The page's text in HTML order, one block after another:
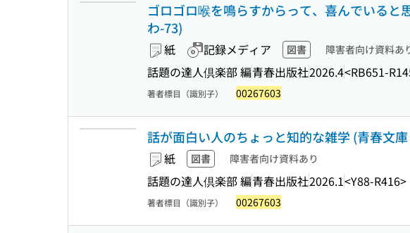
ゴロゴロ喉を鳴らすからって、喜んでいると
わ-73)
紙 記録メディア 図書 障害者向け資料あ
話題の達人倶楽部 編青春出版社2026.4<RB651-
著者標目（識別子） 00267603
話が面白い人のちょっと知的な雑学 (青春文
紙 図書 障害者向け資料あり
話題の達人倶楽部 編青春出版社2026.1<Y88-R416>
著者標目（識別子） 00267603